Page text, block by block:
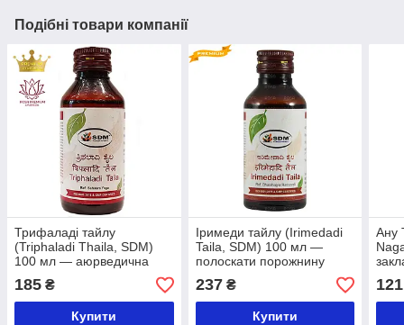
Подібні товари компанії
Трифаладі тайлу
(Triphaladi Thaila, SDM)
100 мл — аюрведична
олія для масажу
185 ₴
Купити
Іримеди тайлу (Irimedadi
Taila, SDM) 100 мл —
полоскати порожнину
рота
237₴
Купити
Ану
121